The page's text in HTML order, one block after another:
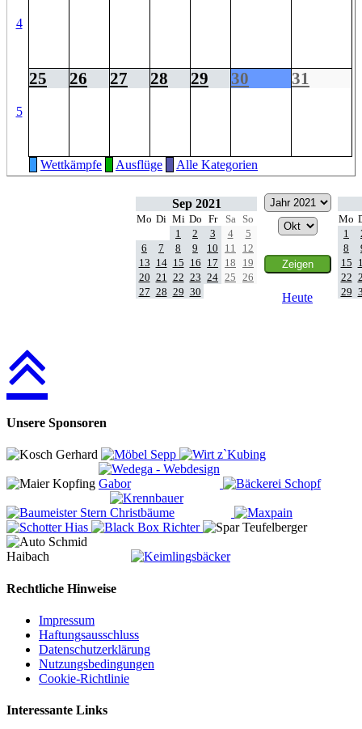
4
5
25 26 27 28 29 30 31
Wettkämpfe Ausflüge Alle Kategorien
Sep 2021
Mo Di Mi Do Fr Sa
So
1
2 3 4
5
6
7 8 9 10 11
12
13 14 15 16 17 18
19
20 21 22 23 24 25
26
27 28 29 30 Heute
Mo
1
8
15
22
29
Unsere Sponsoren
Rechtliche Hinweise
Impressum
Haftungsausschluss
Datenschutzerklärung
Nutzungsbedingungen
Cookie-Richtlinie
Interessante Links